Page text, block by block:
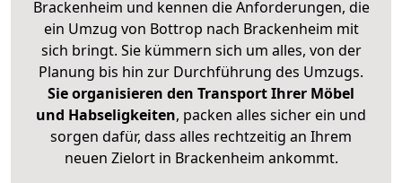
Brackenheim und kennen die Anforderungen, die
ein Umzug von Bottrop nach Brackenheim mit
sich bringt. Sie kümmern sich um alles, von der
Planung bis hin zur Durchführung des Umzugs.
Sie organisieren den Transport Ihrer Möbel
und Habseligkeiten, packen alles sicher ein und
sorgen dafür, dass alles rechtzeitig an Ihrem
neuen Zielort in Brackenheim ankommt.